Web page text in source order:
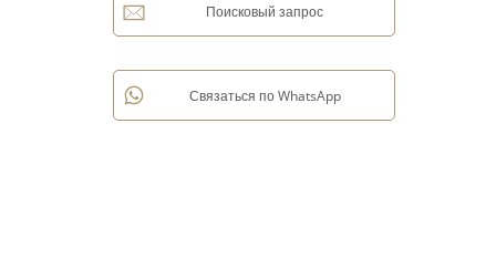
Поисковый запрос
Связаться по WhatsApp